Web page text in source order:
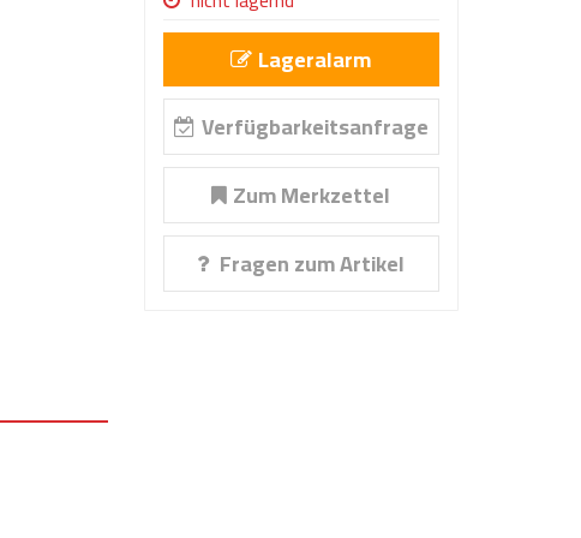
Lageralarm
Verfügbarkeitsanfrage
Zum Merkzettel
Fragen zum Artikel